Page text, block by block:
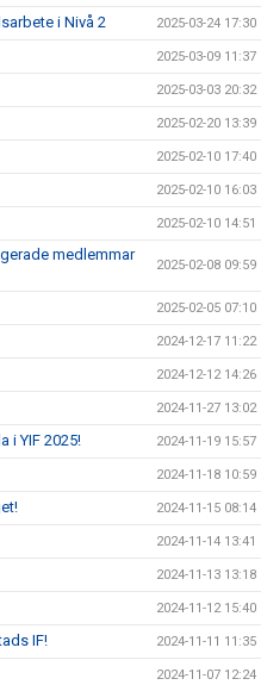
i Nivå 2 2025-03-24 17:30
2025-03-09 11:37
2025-03-03 20:32
2025-02-20 13:39
2025-02-10 17:40
2025-02-10 16:03
2025-02-10 14:51
medlemmar
2025-02-08 09:59
2025-02-05 07:10
2024-12-17 11:22
2024-12-12 14:26
2024-11-27 13:02
i YIF 2025! 2024-11-19 15:57
2024-11-18 10:59
2024-11-15 08:14
2024-11-14 13:41
2024-11-13 13:18
2024-11-12 15:40
IF! 2024-11-11 11:35
2024-11-07 12:24